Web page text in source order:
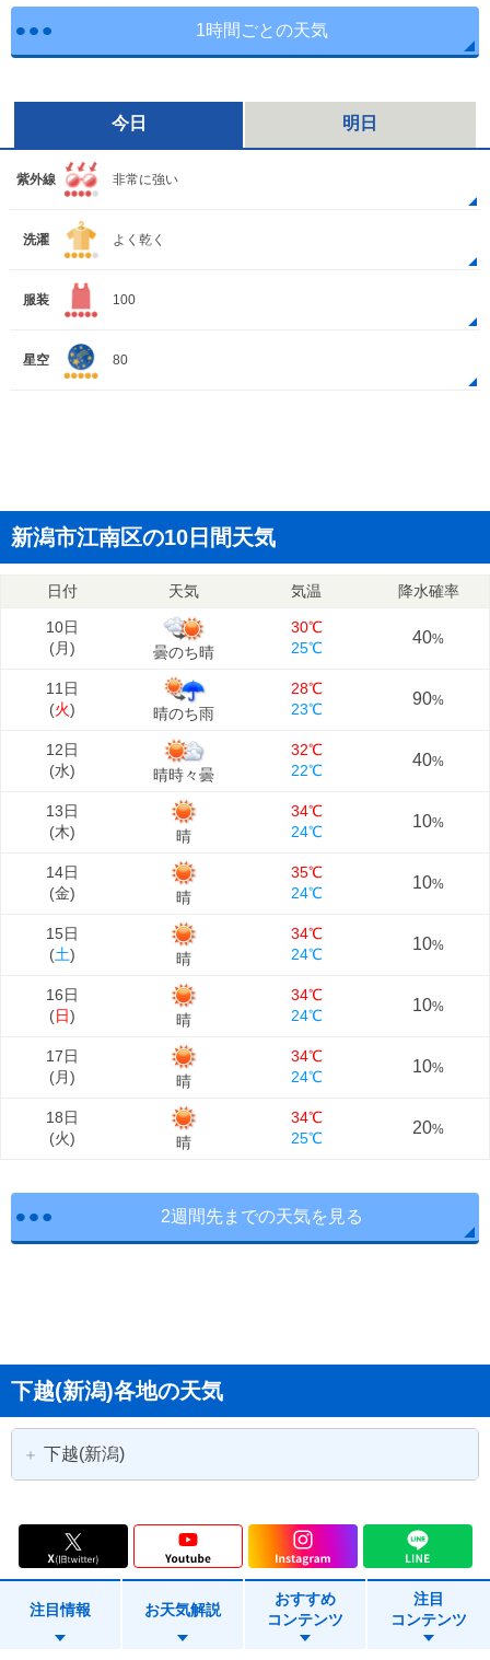
1時間ごとの天気
今日 明日
紫外線 非常に強い
洗濯 よく乾く
服装 100
星空 80
新潟市江南区の10日間天気
日付 天気 気温 降水確率
10日
(月) 曇のち晴
30℃
25℃
40%
11日
(火) 晴のち雨
28℃
23℃
90%
12日
(水) 晴時々曇
32℃
22℃
40%
13日
(木) 晴
34℃
24℃
10%
14日
(金) 晴
35℃
24℃
10%
15日
(土) 晴
34℃
24℃
10%
16日
(日) 晴
34℃
24℃
10%
17日
(月) 晴
34℃
24℃
10%
18日
(火) 晴
34℃
25℃
20%
2週間先までの天気を見る
下越(新潟)各地の天気
下越(新潟)
新潟市東区 新潟市中央区
新潟市江南区 新潟市秋葉区
注目情報 お天気解説
おすすめ
コンテンツ
注目
コンテンツ